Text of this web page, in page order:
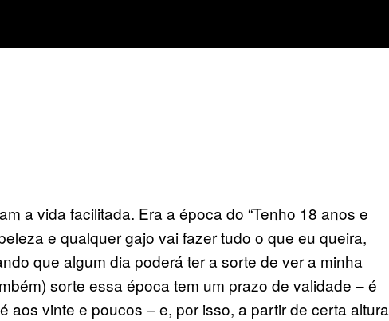
a vida facilitada. Era a época do “Tenho 18 anos e
e qualquer gajo vai fazer tudo o que eu queira,
que algum dia poderá ter a sorte de ver a minha
sorte essa época tem um prazo de validade – é
aos vinte e poucos – e, por isso, a partir de certa altura